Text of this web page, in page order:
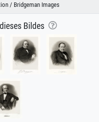
/ Bridgeman Images
Bildes